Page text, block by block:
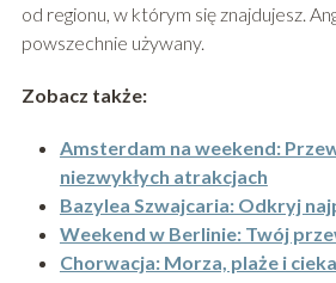
od regionu, w którym się znajdujesz.
powszechnie używany.
Zobacz także:
Amsterdam na weekend:
niezwykłych atrakcjach
Bazylea Szwajcaria: Odkryj
Weekend w Berlinie: Twój
Chorwacja: Morza, plaże i